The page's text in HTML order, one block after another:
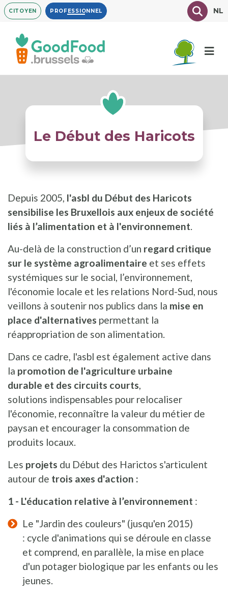
Aller
au
contenu
principal
CITOYEN PROFESSIONNEL TexteNL
Le Début des Haricots
Depuis 2005, l'asbl du Début des Haricots
sensibilise les Bruxellois aux enjeux de société
liés à l’alimentation et à l'environnement.
Au-delà de la construction d’un regard critique
sur le système agroalimentaire et ses effets
systémiques sur le social, l’environnement,
l'économie locale et les relations Nord-Sud, nous
veillons à soutenir nos publics dans la mise en
place d'alternatives permettant la
réappropriation de son alimentation.
Dans ce cadre, l'asbl est également active dans
la promotion de l'agriculture urbaine
durable et des circuits courts,
solutions indispensables pour relocaliser
l'économie, reconnaître la valeur du métier de
paysan et encourager la consommation de
produits locaux.
Les projets du Début des Harictos s'articulent
autour de trois axes d'action :
1 - L'éducation relative à l’environnement :
Le "Jardin des couleurs" (jusqu'en 2015)
: cycle d'animations qui se déroule en classe
et comprend, en parallèle, la mise en place
d'un potager biologique par les enfants ou les
jeunes.